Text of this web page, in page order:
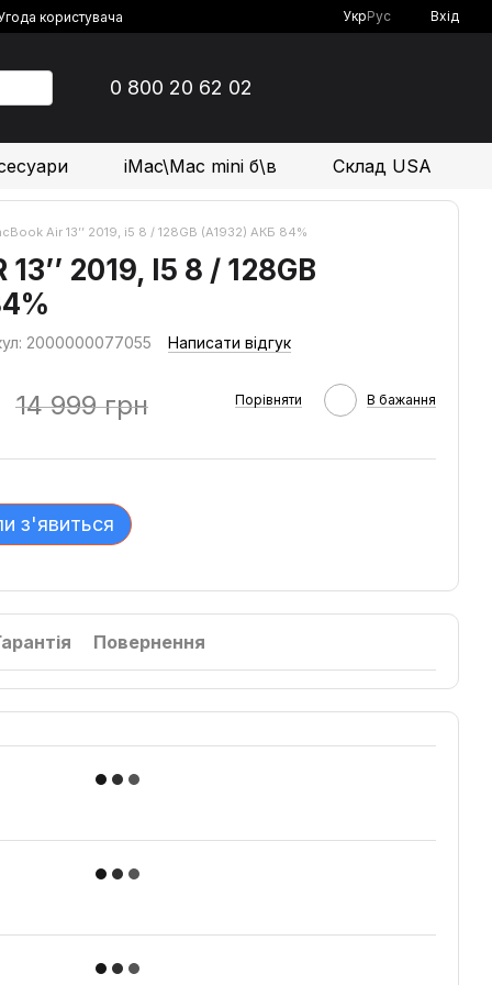
користувача
УкрРус Вхід
0 800 20 62 02
iMac\Mac mini б\в Склад USA
Air 13’’ 2019, i5 8 / 128GB (A1932) АКБ 84%
2019, I5 8 / 128GB
2000000077055 Написати відгук
14 999 грн Порівняти В бажання
з'явиться
Повернення